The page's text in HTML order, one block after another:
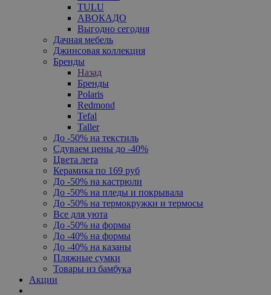
TULU
АВОКАДО
Выгодно сегодня
Дачная мебель
Джинсовая коллекция
Бренды
Назад
Бренды
Polaris
Redmond
Tefal
Taller
До -50% на текстиль
Сдуваем цены до -40%
Цвета лета
Керамика по 169 руб
До -50% на кастрюли
До -50% на пледы и покрывала
До -50% на термокружки и термосы
Все для уюта
До -50% на формы
До -40% на формы
До -40% на казаны
Пляжные сумки
Товары из бамбука
Акции